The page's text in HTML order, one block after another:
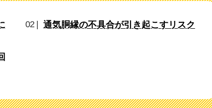
通気胴縁の不具合が引き起こすリスク